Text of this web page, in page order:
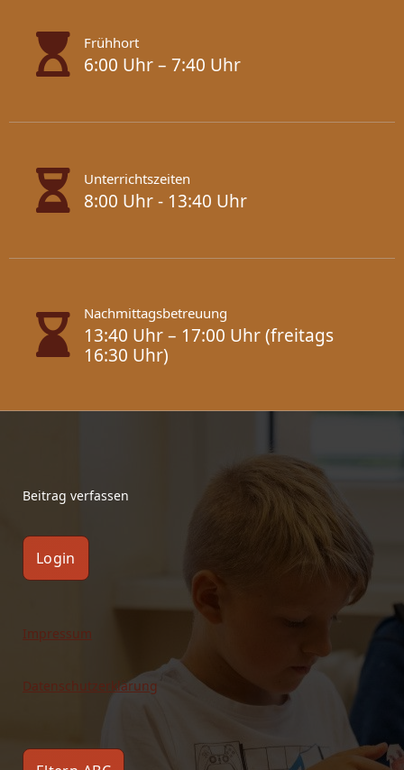
Frühhort
6:00 Uhr – 7:40 Uhr
Unterrichtszeiten
8:00 Uhr - 13:40 Uhr
Nachmittagsbetreuung
13:40 Uhr – 17:00 Uhr (freitags
16:30 Uhr)
Beitrag verfassen
Login
Impressum
Datenschutzerklärung